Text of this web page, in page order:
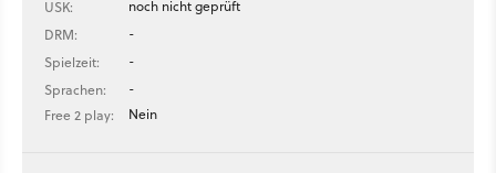
USK:
noch nicht geprüft
DRM:
-
Spielzeit:
-
Sprachen:
-
Free 2 play:
Nein